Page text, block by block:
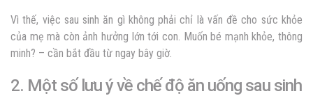
Vì thế, việc sau sinh ăn gì không phải chỉ là vấn đề cho sức khỏe
của mẹ mà còn ảnh hưởng lớn tới con. Muốn bé mạnh khỏe, thông
minh? – cần bắt đầu từ ngay bây giờ.
2. Một số lưu ý về chế độ ăn uống sau sinh